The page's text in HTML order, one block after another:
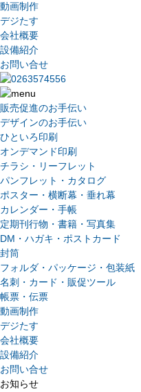
動画制作
デジたす
会社概要
設備紹介
お問い合せ
販売促進のお手伝い
デザインのお手伝い
ひといろ印刷
オンデマンド印刷
チラシ・リーフレット
パンフレット・カタログ
ポスター・横断幕・垂れ幕
カレンダー・手帳
定期刊行物・書籍・写真集
DM・ハガキ・ポストカード
封筒
フォルダ・パッケージ・包装紙
名刺・カード・販促ツール
帳票・伝票
動画制作
デジたす
会社概要
設備紹介
お問い合せ
お知らせ